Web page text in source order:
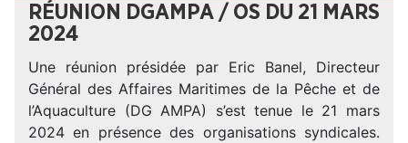
RÉUNION DGAMPA / OS DU 21 MARS
2024
Une réunion présidée par Eric Banel, Directeur
Général des Affaires Maritimes de la Pêche et de
l’Aquaculture (DG AMPA) s’est tenue le 21 mars
2024 en présence des organisations syndicales.